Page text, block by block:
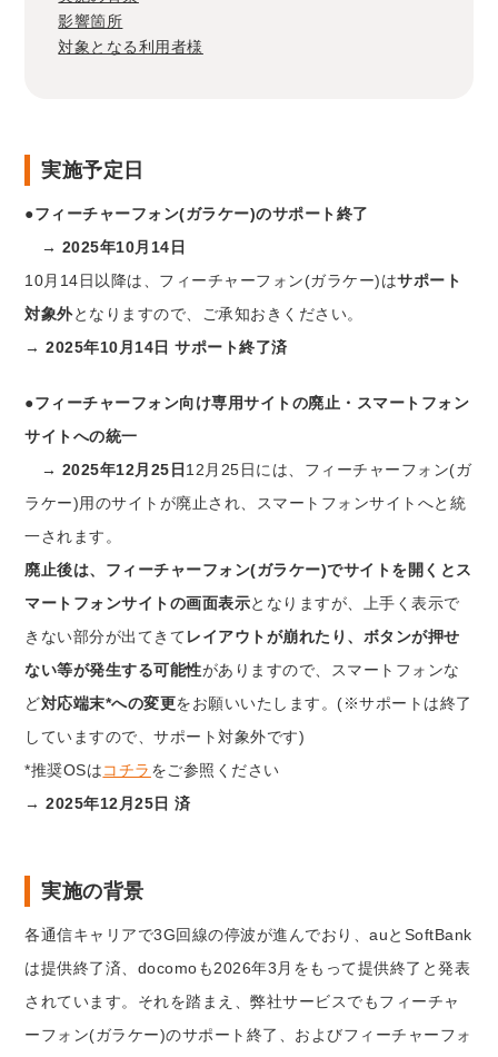
影響箇所
対象となる利用者様
実施予定日
●フィーチャーフォン(ガラケー)のサポート終了
→ 2025年10月14日
10月14日以降は、フィーチャーフォン(ガラケー)はサポート
対象外となりますので、ご承知おきください。
→2025年10月14日 サポート終了済
●フィーチャーフォン向け専用サイトの廃止・スマートフォン
サイトへの統一
→ 2025年12月25日 12月25日には、フィーチャーフォン(ガ
ラケー)用のサイトが廃止され、スマートフォンサイトへと統
一されます。
廃止後は、フィーチャーフォン(ガラケー)でサイトを開くとス
マートフォンサイトの画面表示となりますが、上手く表示で
きない部分が出てきてレイアウトが崩れたり、ボタンが押せ
ない等が発生する可能性がありますので、スマートフォンな
ど対応端末*への変更をお願いいたします。(※サポートは終了
していますので、サポート対象外です)
*推奨OSはコチラ をご参照ください
→2025年12月25日 済
実施の背景
各通信キャリアで3G回線の停波が進んでおり、auとSoftBank
は提供終了済、docomoも2026年3月をもって提供終了と発表
されています。それを踏まえ、弊社サービスでもフィーチャ
ーフォン(ガラケー)のサポート終了、およびフィーチャーフォ